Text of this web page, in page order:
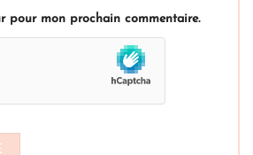
pour mon prochain commentaire.